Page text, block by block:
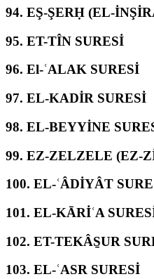
94. EŞ-ŞERḤ (EL-
95. ET-TÎN SURESİ
96. El-ʿALAK SURESİ
97. EL-KADİR SURESİ
98. EL-BEYYİNE
99. EZ-ZELZELE (EZ-
100. EL-ʿÂDİYÂT
101. EL-KĀRİʿA
102. ET-TEKÂS̱UR
103. EL-ʿASR SURESİ